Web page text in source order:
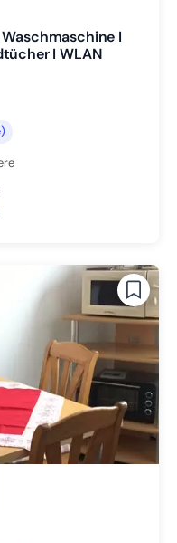
I
I WLAN
1 wechseln
2 wechseln
3 wechseln
4 wechseln
5 wechseln
6 wechseln